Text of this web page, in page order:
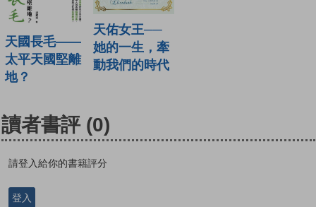
天國長毛——
太平天國堅離
地？
天佑女王──
她的一生，牽
動我們的時代
讀者書評 (0)
請登入給你的書籍評分
登入